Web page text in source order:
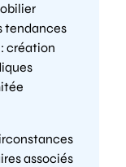
tendances
création
associés